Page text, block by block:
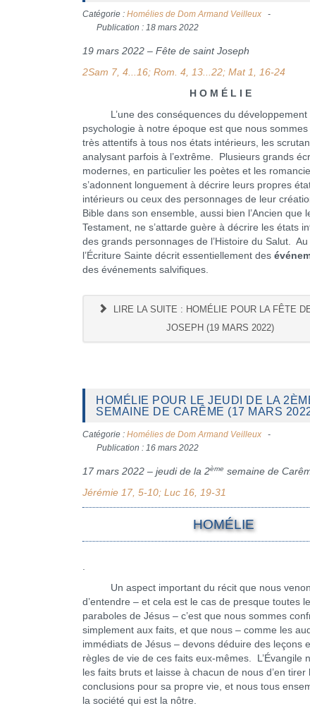
Catégorie : Homélies de Dom Armand Veilleux
Publication : 18 mars 2022
19 mars 2022 – Fête de saint Joseph
2Sam 7, 4...16; Rom. 4, 13...22; Mat 1, 16-24
H O M É L I E
L’une des conséquences du développement
psychologie à notre époque est que nous
très attentifs à tous nos états intérieurs, les
analysant parfois à l’extrême. Plusieurs grands
modernes, en particulier les poètes et les
s’adonnent longuement à décrire leurs propres
intérieurs ou ceux des personnages de leur
Bible dans son ensemble, aussi bien l’Ancien que
Testament, ne s’attarde guère à décrire les états
des grands personnages de l’Histoire du Salut.
l’Écriture Sainte décrit essentiellement des
des événements salvifiques.
LIRE LA SUITE : HOMÉLIE POUR LA FÊTE
JOSEPH (19 MARS 2022)
HOMÉLIE POUR LE JEUDI DE LA
SEMAINE DE CARÊME (17 MARS
Catégorie : Homélies de Dom Armand Veilleux
Publication : 16 mars 2022
17 mars 2022 – jeudi de la 2ème semaine de
Jérémie 17, 5-10; Luc 16, 19-31
HOMÉLIE
.
Un aspect important du récit que nous
d’entendre – et cela est le cas de presque toutes
paraboles de Jésus – c’est que nous sommes
simplement aux faits, et que nous – comme les
immédiats de Jésus – devons déduire des leçons
règles de vie de ces faits eux-mêmes. L’Évangile
les faits bruts et laisse à chacun de nous d’en tirer
conclusions pour sa propre vie, et nous tous
la société qui est la nôtre.